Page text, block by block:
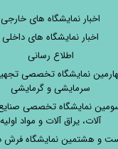
اخبار نمایشگاه های خارجی
اخبار نمایشگاه های داخلی
اطلاع رسانی
نمایشگاه تخصصی
سرمایشی و گرمایشی
نمایشگاه تخصصی
آلات، یراق آلات و مواد اولیه
و هشتمین نمایشگاه فرش